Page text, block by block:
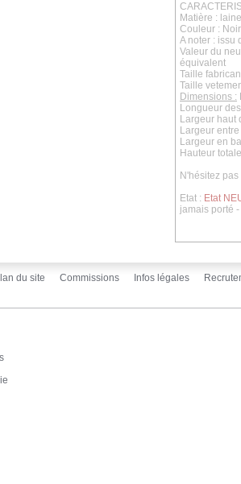
Matière : laine
Couleur : Noir
A noter : issu
Valeur du
équivalent
Taille
Taille
Dimensions :
Longueur
Largeur haut
Largeur
Largeur en
Hauteur
N'hésitez
Etat : Etat
jamais porté
du site Commissions Infos légales